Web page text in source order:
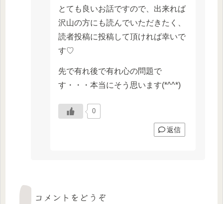
とても良いお話ですので、出来れば
沢山の方にも読んでいただきたく、
読者投稿に投稿して頂ければ幸いで
す♡
先で有れ後で有れ心の問題で
す・・・本当にそう思います(*^^*)
0
返信
コメントをどうぞ